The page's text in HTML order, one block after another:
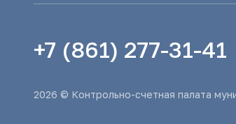
+7 (861) 277-31-41
2026 © Контрольно-счетная палата